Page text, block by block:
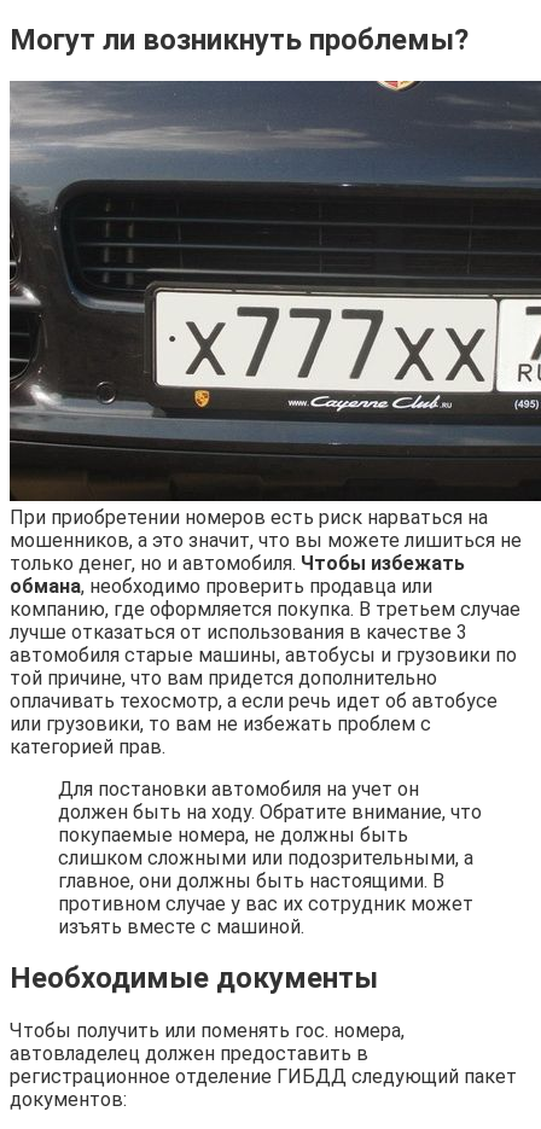
Могут ли возникнуть проблемы?
При приобретении номеров есть риск нарваться на
мошенников, а это значит, что вы можете лишиться не
только денег, но и автомобиля. Чтобы избежать
обмана, необходимо проверить продавца или
компанию, где оформляется покупка. В третьем случае
лучше отказаться от использования в качестве 3
автомобиля старые машины, автобусы и грузовики по
той причине, что вам придется дополнительно
оплачивать техосмотр, а если речь идет об автобусе
или грузовики, то вам не избежать проблем с
категорией прав.
Для постановки автомобиля на учет он
должен быть на ходу. Обратите внимание, что
покупаемые номера, не должны быть
слишком сложными или подозрительными, а
главное, они должны быть настоящими. В
противном случае у вас их сотрудник может
изъять вместе с машиной.
Необходимые документы
Чтобы получить или поменять гос. номера,
автовладелец должен предоставить в
регистрационное отделение ГИБДД следующий пакет
документов: